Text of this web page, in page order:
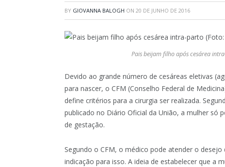
BY GIOVANNA BALOGH ON 20 DE JUNHO DE 2016
Pais beijam filho após cesárea
Devido ao grande número de cesáreas eletivas
para nascer, o CFM (Conselho Federal de
define critérios para a cirurgia ser realizada.
publicado no Diário Oficial da União, a mulher só
de gestação.
Segundo o CFM, o médico pode atender o
indicação para isso. A ideia de estabelecer que a